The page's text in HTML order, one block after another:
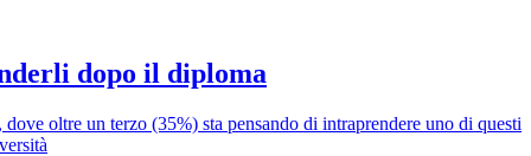
dopo il diploma
oltre un terzo (35%) sta pensando di intraprendere uno di questi